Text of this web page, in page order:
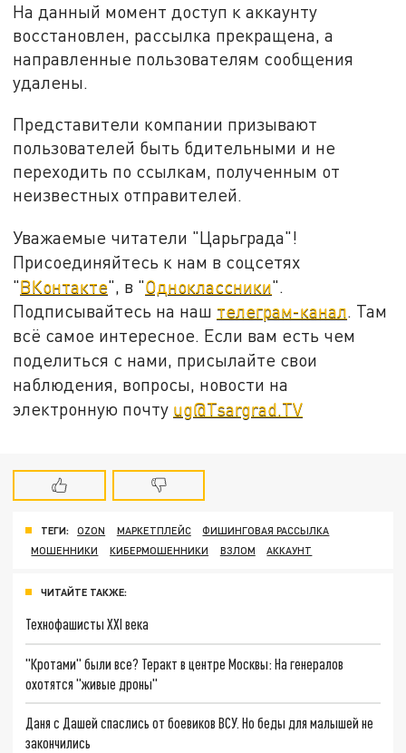
На данный момент доступ к аккаунту
восстановлен, рассылка прекращена, а
направленные пользователям сообщения
удалены.
Представители компании призывают
пользователей быть бдительными и не
переходить по ссылкам, полученным от
неизвестных отправителей.
Уважаемые читатели "Царьграда"!
Присоединяйтесь к нам в соцсетях
"ВКонтакте", в "Одноклассники".
Подписывайтесь на наш телеграм-канал . Там
всё самое интересное. Если вам есть чем
поделиться с нами, присылайте свои
наблюдения, вопросы, новости на
электронную почту ug@Tsargrad.TV
ТЕГИ: OZON МАРКЕТПЛЕЙС
ФИШИНГОВАЯ РАССЫЛКА
МОШЕННИКИ
КИБЕРМОШЕННИКИ ВЗЛОМ АККАУНТ
ЧИТАЙТЕ ТАКЖЕ:
Технофашисты XXI века
"Кротами" были все? Теракт в центре Москвы: На генералов
охотятся "живые дроны"
Даня с Дашей спаслись от боевиков ВСУ. Но беды для малышей не
закончились